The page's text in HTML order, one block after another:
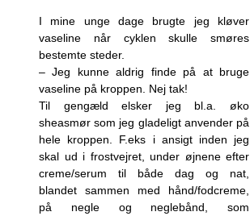
I mine unge dage brugte jeg kløver
vaseline når cyklen skulle smøres
bestemte steder.
– Jeg kunne aldrig finde på at bruge
vaseline på kroppen. Nej tak!
Til gengæld elsker jeg bl.a. øko
sheasmør som jeg gladeligt anvender på
hele kroppen. F.eks i ansigt inden jeg
skal ud i frostvejret, under øjnene efter
creme/serum til både dag og nat,
blandet sammen med hånd/fodcreme,
på negle og neglebånd, som